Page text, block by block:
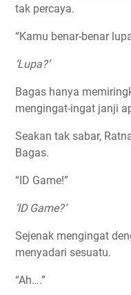
tak percaya.
“Kamu benar-benar
‘Lupa?’
Bagas hanya
mengingat-ingat janji
Seakan tak sabar,
Bagas.
“ID Game!”
‘ID Game?’
Sejenak mengingat
menyadari sesuatu.
“Ah….”